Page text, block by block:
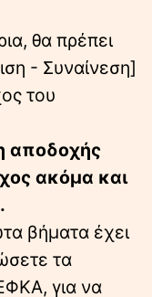
θα πρέπει
- Συναίνεση]
του
αποδοχής
ακόμα και
βήματα έχει
τα
για να